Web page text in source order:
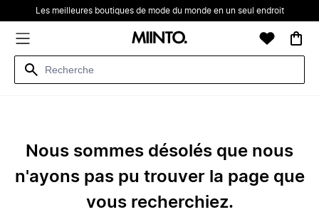
Les meilleures boutiques de mode du monde en un seul endroit
Nous sommes désolés que nous
n'ayons pas pu trouver la page que
vous recherchiez.